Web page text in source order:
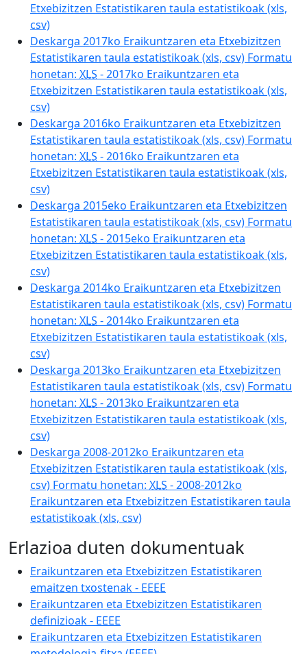
Etxebizitzen Estatistikaren taula estatistikoak (xls,
csv)
Deskarga 2017ko Eraikuntzaren eta Etxebizitzen
Estatistikaren taula estatistikoak (xls, csv) Formatu
honetan: XLS - 2017ko Eraikuntzaren eta
Etxebizitzen Estatistikaren taula estatistikoak (xls,
csv)
Deskarga 2016ko Eraikuntzaren eta Etxebizitzen
Estatistikaren taula estatistikoak (xls, csv) Formatu
honetan: XLS - 2016ko Eraikuntzaren eta
Etxebizitzen Estatistikaren taula estatistikoak (xls,
csv)
Deskarga 2015eko Eraikuntzaren eta Etxebizitzen
Estatistikaren taula estatistikoak (xls, csv) Formatu
honetan: XLS - 2015eko Eraikuntzaren eta
Etxebizitzen Estatistikaren taula estatistikoak (xls,
csv)
Deskarga 2014ko Eraikuntzaren eta Etxebizitzen
Estatistikaren taula estatistikoak (xls, csv) Formatu
honetan: XLS - 2014ko Eraikuntzaren eta
Etxebizitzen Estatistikaren taula estatistikoak (xls,
csv)
Deskarga 2013ko Eraikuntzaren eta Etxebizitzen
Estatistikaren taula estatistikoak (xls, csv) Formatu
honetan: XLS - 2013ko Eraikuntzaren eta
Etxebizitzen Estatistikaren taula estatistikoak (xls,
csv)
Deskarga 2008-2012ko Eraikuntzaren eta
Etxebizitzen Estatistikaren taula estatistikoak (xls,
csv) Formatu honetan: XLS - 2008-2012ko
Eraikuntzaren eta Etxebizitzen Estatistikaren taula
estatistikoak (xls, csv)
Erlazioa duten dokumentuak
Eraikuntzaren eta Etxebizitzen Estatistikaren
emaitzen txostenak - EEEE
Eraikuntzaren eta Etxebizitzen Estatistikaren
definizioak - EEEE
Eraikuntzaren eta Etxebizitzen Estatistikaren